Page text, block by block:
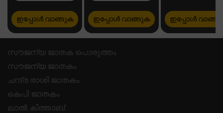
ഇപ്പോൾ വാങ്ങുക ഇപ്പോൾ വാങ്ങുക ഇപ്പോൾ
സൗജന്യ ജാതക പൊരുത്തം
സൗജന്യ ജാതകം
ചന്ദ്ര രാശി ജാതകം
കെപി ജാതകം
ലാൽ കിത്താബ്